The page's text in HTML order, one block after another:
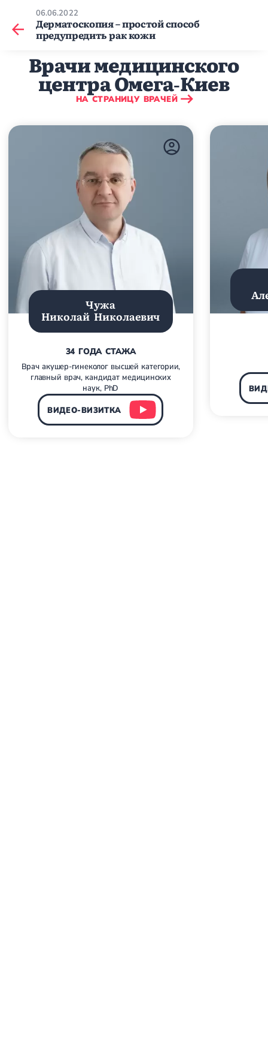
06.06.2022
Дерматоскопия – простой способ
предупредить рак кожи
Врачи медицинского
центра Омега‑Киев
НА СТРАНИЦУ ВРАЧЕЙ
Чужа
Николай Николаевич
34 ГОДА СТАЖА
Врач акушер-гинеколог высшей категории,
главный врач, кандидат медицинских
наук, PhD
ВИДЕО-ВИЗИТКА